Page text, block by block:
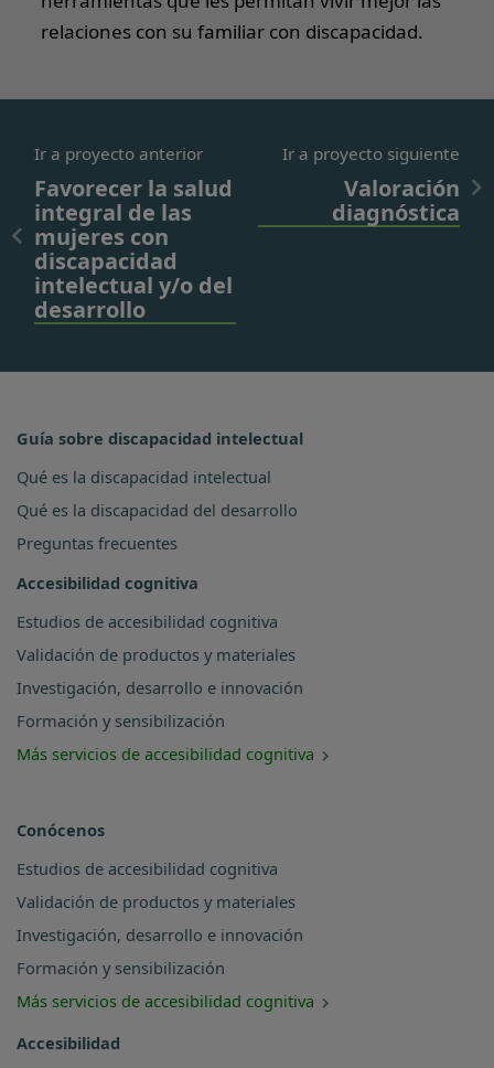
relaciones con su familiar con discapacidad.
Ir a proyecto anterior
Favorecer la salud
integral de las
mujeres con
discapacidad
intelectual y/o del
desarrollo
Ir a proyecto siguiente
Valoración
diagnóstica
Guía sobre discapacidad intelectual
Qué es la discapacidad intelectual
Qué es la discapacidad del desarrollo
Preguntas frecuentes
Accesibilidad cognitiva
Estudios de accesibilidad cognitiva
Validación de productos y materiales
Investigación, desarrollo e innovación
Formación y sensibilización
Más servicios de accesibilidad cognitiva
Conócenos
Estudios de accesibilidad cognitiva
Validación de productos y materiales
Investigación, desarrollo e innovación
Formación y sensibilización
Más servicios de accesibilidad cognitiva
Accesibilidad